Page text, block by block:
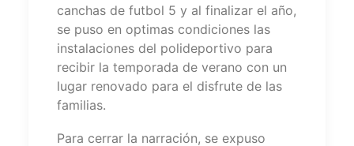
canchas de futbol 5 y al finalizar el año,
se puso en optimas condiciones las
instalaciones del polideportivo para
recibir la temporada de verano con un
lugar renovado para el disfrute de las
familias.
Para cerrar la narración, se expuso